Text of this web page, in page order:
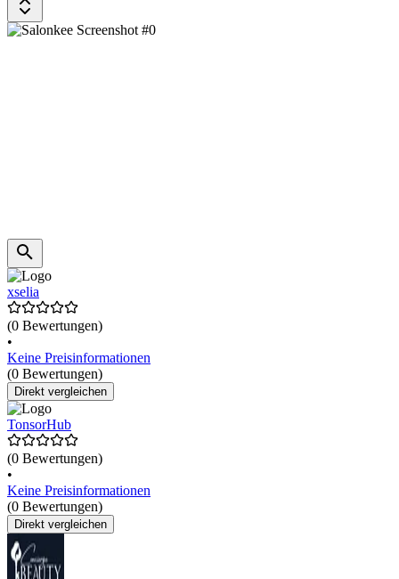
xselia
(0 Bewertungen)
•
Keine Preisinformationen
(0 Bewertungen)
Direkt vergleichen
TonsorHub
(0 Bewertungen)
•
Keine Preisinformationen
(0 Bewertungen)
Direkt vergleichen